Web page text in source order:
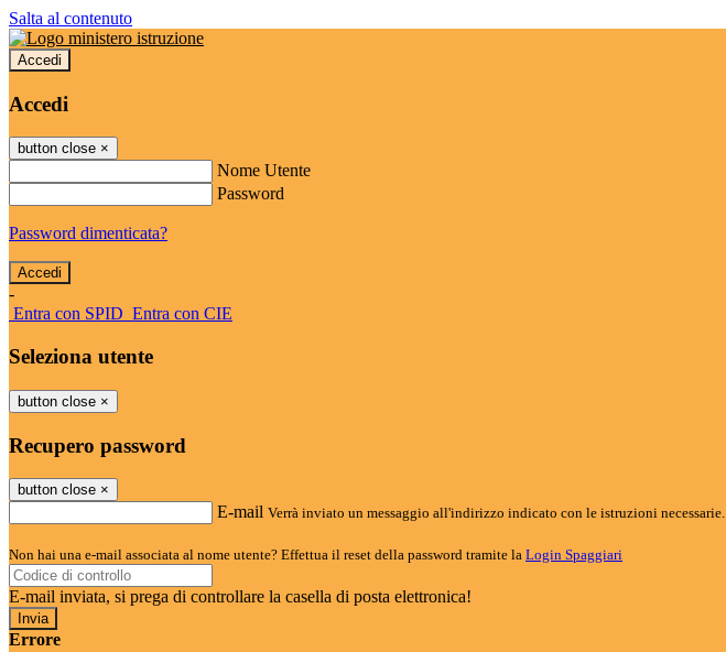
Salta al contenuto
Accedi
Accedi
button close ×
Nome Utente
Password
Password dimenticata?
-
Entra con SPID Entra con CIE
Seleziona utente
button close ×
Recupero password
button close ×
E-mail Verrà inviato un messaggio all'indirizzo indicato con le istruzioni necessarie.
Non hai una e-mail associata al nome utente? Effettua il reset della password tramite la Login Spaggiari
E-mail inviata, si prega di controllare la casella di posta elettronica!
Errore